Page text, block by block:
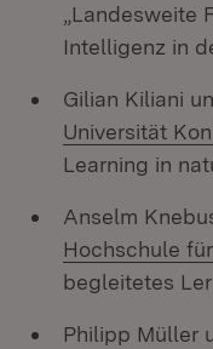
Intelligenz in
Gilian Kiliani
Universität
Learning in
Anselm
Hochschule
begleitetes
Philipp Müller